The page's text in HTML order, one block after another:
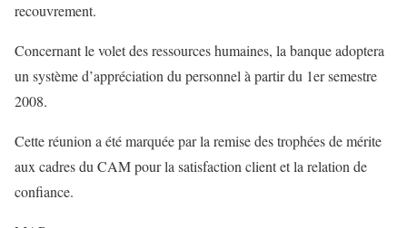
recouvrement.
Concernant le volet des ressources humaines, la banque adoptera
un système d’appréciation du personnel à partir du 1er semestre
2008.
Cette réunion a été marquée par la remise des trophées de mérite
aux cadres du CAM pour la satisfaction client et la relation de
confiance.